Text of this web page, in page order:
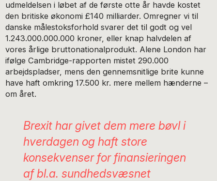
udmeldelsen i løbet af de første otte år havde kostet
den britiske økonomi £140 milliarder. Omregner vi til
danske målestoksforhold svarer det til godt og vel
1.243.000.000.000 kroner, eller knap halvdelen af
vores årlige bruttonationalprodukt. Alene London har
ifølge Cambridge-rapporten mistet 290.000
arbejdspladser, mens den gennemsnitlige brite kunne
have haft omkring 17.500 kr. mere mellem hænderne –
om året.
Brexit har givet dem mere bøvl i
hverdagen og haft store
konsekvenser for finansieringen
af bl.a. sundhedsvæsnet